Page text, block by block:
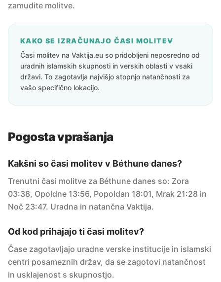
zamudite molitve.
KAKO SE IZRAČUNAJO ČASI MOLITEV
Časi molitev na Vaktija.eu so pridobljeni neposredno od
uradnih islamskih skupnosti in verskih oblasti v vsaki
državi. To zagotavlja najvišjo stopnjo natančnosti za
vašo specifično lokacijo.
Pogosta vprašanja
Kakšni so časi molitev v Béthune danes?
Trenutni časi molitve za Béthune danes so: Zora
03:38, Opoldne 13:56, Popoldan 18:01, Mrak 21:28 in
Noč 23:47. Uradna in natančna Vaktija.
Od kod prihajajo ti časi molitev?
Čase zagotavljajo uradne verske institucije in islamski
centri posameznih držav, da se zagotovi natančnost
in usklajenost s skupnostjo.